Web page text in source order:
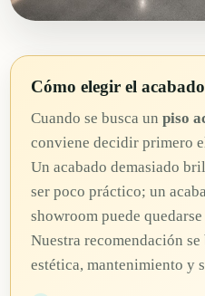
Cómo elegir el
Cuando se busca un piso
conviene decidir primero
Un acabado demasiado
ser poco práctico; un
showroom puede
Nuestra recomendación
estética, mantenimiento y